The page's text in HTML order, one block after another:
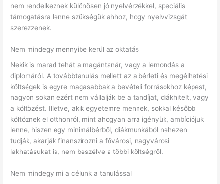
nem rendelkeznek különösen jó nyelvérzékkel, speciális
támogatásra lenne szükségük ahhoz, hogy nyelvvizsgát
szerezzenek.
Nem mindegy mennyibe kerül az oktatás
Nekik is marad tehát a magántanár, vagy a lemondás a
diplomáról. A továbbtanulás mellett az albérleti és megélhetési
költségek is egyre magasabbak a bevételi forrásokhoz képest,
nagyon sokan ezért nem vállalják be a tandíjat, diákhitelt, vagy
a költözést. Illetve, akik egyetemre mennek, sokkal később
költöznek el otthonról, mint ahogyan arra igényük, ambíciójuk
lenne, hiszen egy minimálbérből, diákmunkából nehezen
tudják, akarják finanszírozni a fővárosi, nagyvárosi
lakhatásukat is, nem beszélve a többi költségről.
Nem mindegy mi a célunk a tanulással